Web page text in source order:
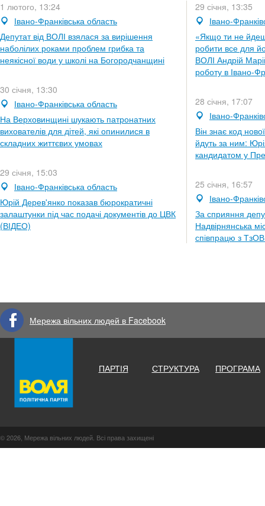
1 лютого, 13:24
Івано-Франківська область
Депутат від ВОЛІ взялася за вирішення
наболілих роками проблем грибка та
неякісної води у школі на Богородчанщині
30 січня, 13:30
Івано-Франківська область
На Верховинщині шукають патронатних
вихователів для дітей, які опинилися в
складних життєвих умовах
29 січня, 15:03
Івано-Франківська область
Юрій Дерев'янко показав бюрократичні
залаштунки під час подачі документів до ЦВК
(ВІДЕО)
29 січня, 13:35
Івано-
«Якщо ти не
робити все для
ВОЛІ Андрій
роботу в Івано-
28 січня, 17:07
Івано-
Він знає код
йдуть за ним:
кандидатом у
25 січня, 16:57
Івано-
За сприяння
Надвірнянська
співпрацю з
Мережа вільних людей в Facebook
ПАРТІЯ СТРУКТУРА ПРОГРАМА
© 2026, Мережа вільних людей. Всі права захищені